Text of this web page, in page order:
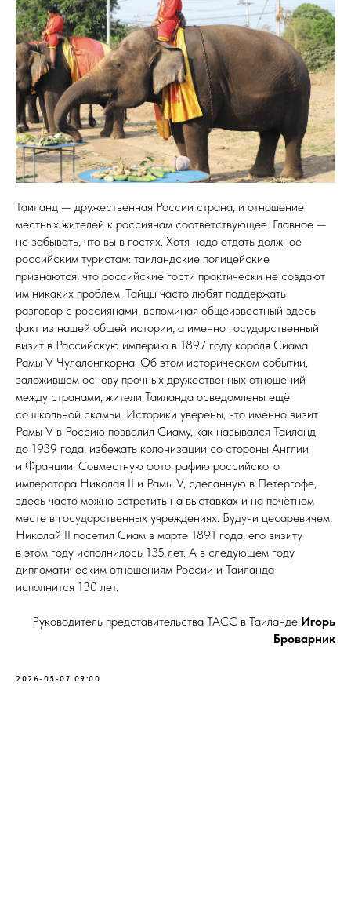
Таиланд — дружественная России страна, и отношение
местных жителей к россиянам соответствующее. Главное —
не забывать, что вы в гостях. Хотя надо отдать должное
российским туристам: таиландские полицейские
признаются, что российские гости практически не создают
им никаких проблем. Тайцы часто любят поддержать
разговор с россиянами, вспоминая общеизвестный здесь
факт из нашей общей истории, а именно государственный
визит в Российскую империю в 1897 году короля Сиама
Рамы V Чулалонгкорна. Об этом историческом событии,
заложившем основу прочных дружественных отношений
между странами, жители Таиланда осведомлены ещё
со школьной скамьи. Историки уверены, что именно визит
Рамы V в Россию позволил Сиаму, как назывался Таиланд
до 1939 года, избежать колонизации со стороны Англии
и Франции. Совместную фотографию российского
императора Николая II и Рамы V, сделанную в Петергофе,
здесь часто можно встретить на выставках и на почётном
месте в государственных учреждениях. Будучи цесаревичем,
Николай II посетил Сиам в марте 1891 года, его визиту
в этом году исполнилось 135 лет. А в следующем году
дипломатическим отношениям России и Таиланда
исполнится 130 лет.
Руководитель представительства ТАСС в Таиланде Игорь
Броварник
2026-05-07 09:00